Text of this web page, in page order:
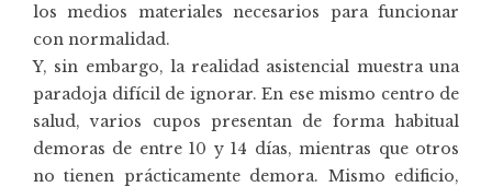
los medios materiales necesarios para funcionar
con normalidad.
Y, sin embargo, la realidad asistencial muestra una
paradoja difícil de ignorar. En ese mismo centro de
salud, varios cupos presentan de forma habitual
demoras de entre 10 y 14 días, mientras que otros
no tienen prácticamente demora. Mismo edificio,